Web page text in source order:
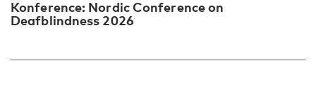
Konference: Nordic Conference on
Deafblindness 2026